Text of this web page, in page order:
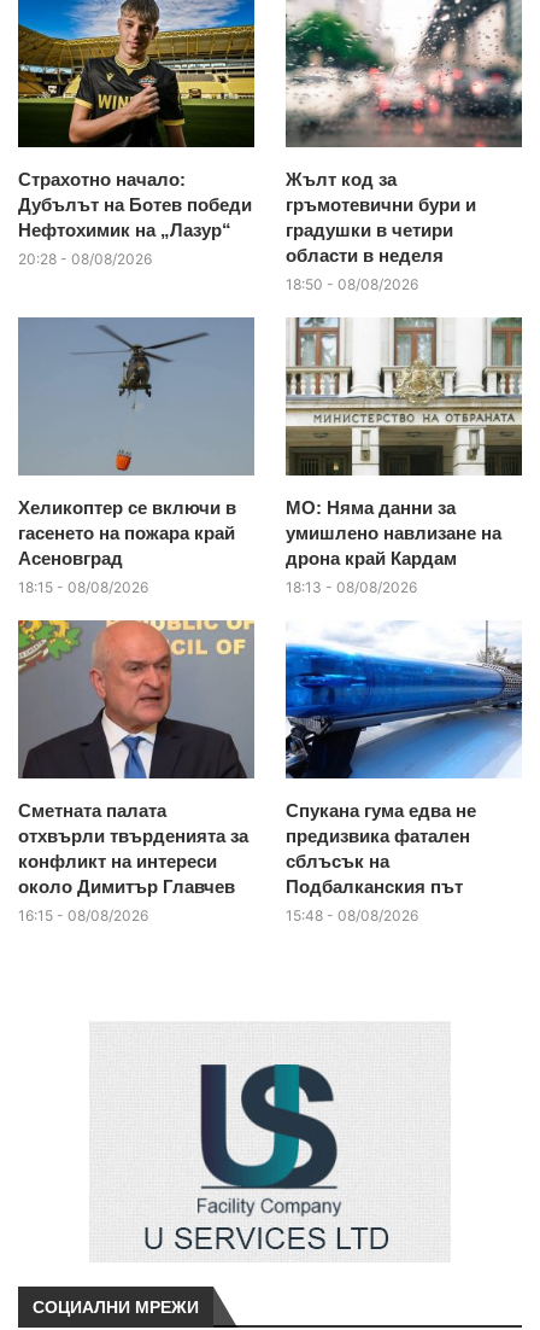
Страхотно начало:
Дубълът на Ботев победи
Нефтохимик на „Лазур“
20:28 - 08/08/2026
Жълт код за
гръмотевични бури и
градушки в четири
области в неделя
18:50 - 08/08/2026
Хеликоптер се включи в
гасенето на пожара край
Асеновград
18:15 - 08/08/2026
МО: Няма данни за
умишлено навлизане на
дрона край Кардам
18:13 - 08/08/2026
Сметната палата
отхвърли твърденията за
конфликт на интереси
около Димитър Главчев
16:15 - 08/08/2026
Спукана гума едва не
предизвика фатален
сблъсък на
Подбалканския път
15:48 - 08/08/2026
СОЦИАЛНИ МРЕЖИ